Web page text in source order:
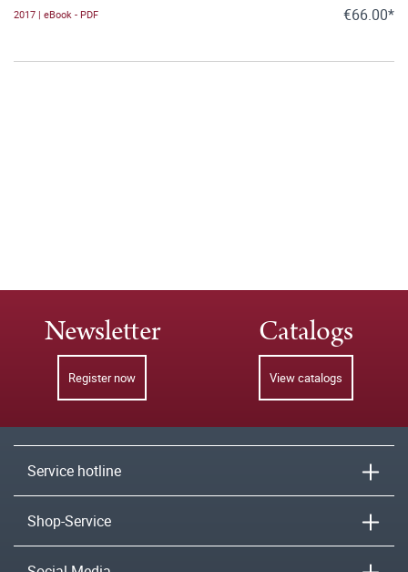
2017 | eBook - PDF €66.00*
Newsletter
Register now
Catalogs
View catalogs
Service hotline
Shop-Service